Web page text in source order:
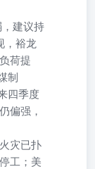
，建议持
，裕龙
荷提
制
四季度
偏强，
灾已扑
工；美